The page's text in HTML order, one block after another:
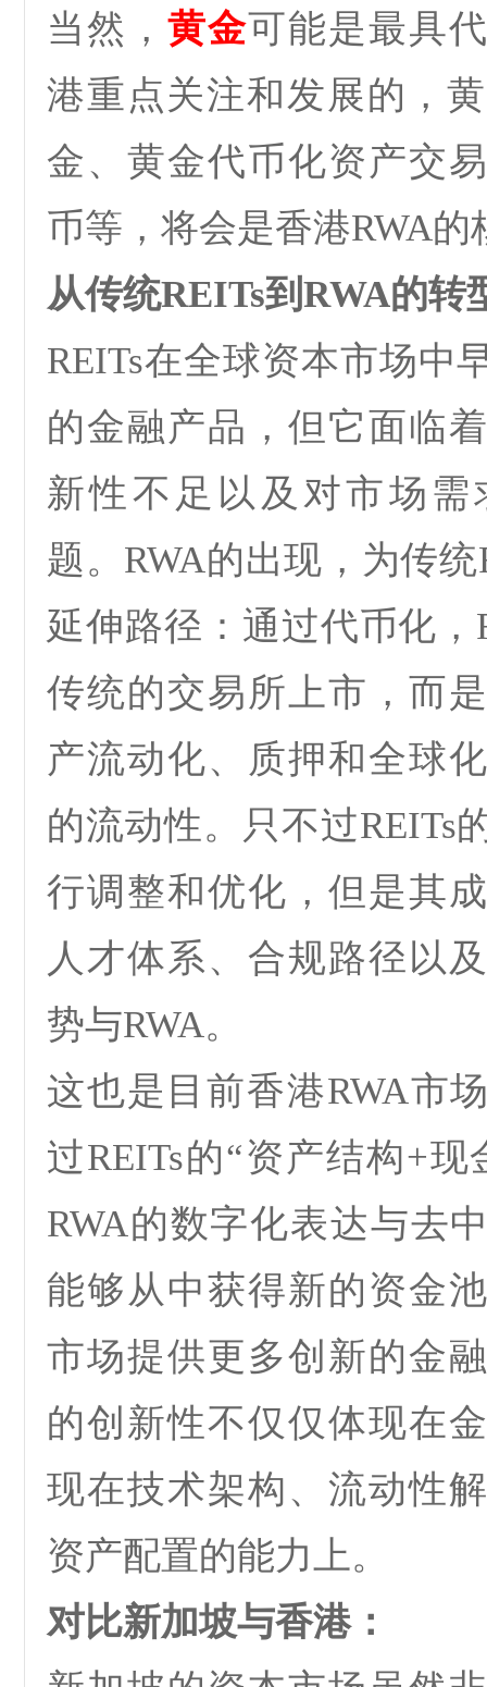
当然， 黄金可能是最具
港重点关注和发展的，
金、黄金代币化资产交
币等，将会是香港RWA的
从传统REITs到 RWA的转
REITs在全球资本市场中
的金融产品，但它面临
新性不足以及对市场
题。 RWA的出现，为传统
延伸路径： 通过代币化，
传统的交易所上市，而
产流动化、质押和全球
的流动性。只不过REITs
行调整和优化，但是其
人才体系、合规路径以
势与RWA。
这也是目前香港RWA市
过REITs的“资产结构+现
RWA的数字化表达与去
能够从中获得新的资金
市场提供更多创新的金
的创新性不仅仅体现在
现在技术架构、流动性
资产配置的能力上。
对比新加坡与香港：